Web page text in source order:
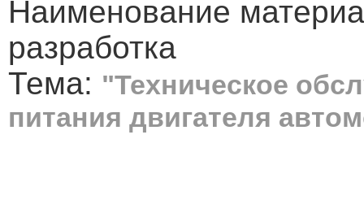
Наименование
разработка
Тема: "Техническое
питания двигателя